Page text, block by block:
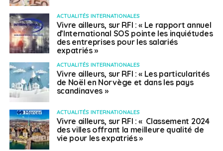
ACTUALITÉS INTERNATIONALES
Vivre ailleurs, sur RFI : « Le rapport annuel
d’International SOS pointe les inquiétudes
des entreprises pour les salariés
expatriés »
ACTUALITÉS INTERNATIONALES
Vivre ailleurs, sur RFI : « Les particularités
de Noël en Norvège et dans les pays
scandinaves »
ACTUALITÉS INTERNATIONALES
Vivre ailleurs, sur RFI : « Classement 2024
des villes offrant la meilleure qualité de
vie pour les expatriés »